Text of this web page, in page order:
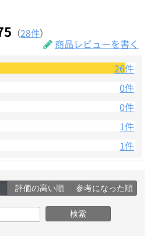
（28件）
商品レビューを書く
26件
0件
0件
1件
1件
評価の高い順 参考になった順
検索